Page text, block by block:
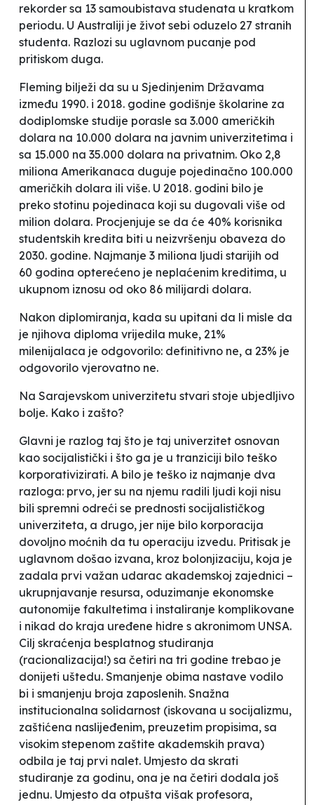
rekorder sa 13 samoubistava studenata u kratkom
periodu. U Australiji je život sebi oduzelo 27 stranih
studenta. Razlozi su uglavnom pucanje pod
pritiskom duga.
Fleming bilježi da su u Sjedinjenim Državama
između 1990. i 2018. godine godišnje školarine za
dodiplomske studije porasle sa 3.000 američkih
dolara na 10.000 dolara na javnim univerzitetima i
sa 15.000 na 35.000 dolara na privatnim. Oko 2,8
miliona Amerikanaca duguje pojedinačno 100.000
američkih dolara ili više. U 2018. godini bilo je
preko stotinu pojedinaca koji su dugovali više od
milion dolara. Procjenjuje se da će 40% korisnika
studentskih kredita biti u neizvršenju obaveza do
2030. godine. Najmanje 3 miliona ljudi starijih od
60 godina opterećeno je neplaćenim kreditima, u
ukupnom iznosu od oko 86 milijardi dolara.
Nakon diplomiranja, kada su upitani da li misle da
je njihova diploma vrijedila muke, 21%
milenijalaca je odgovorilo: definitivno ne, a 23% je
odgovorilo vjerovatno ne.
Na Sarajevskom univerzitetu stvari stoje ubjedljivo
bolje. Kako i zašto?
Glavni je razlog taj što je taj univerzitet osnovan
kao socijalistički i što ga je u tranziciji bilo teško
korporativizirati. A bilo je teško iz najmanje dva
razloga: prvo, jer su na njemu radili ljudi koji nisu
bili spremni odreći se prednosti socijalističkog
univerziteta, a drugo, jer nije bilo korporacija
dovoljno moćnih da tu operaciju izvedu. Pritisak je
uglavnom došao izvana, kroz bolonjizaciju, koja je
zadala prvi važan udarac akademskoj zajednici –
ukrupnjavanje resursa, oduzimanje ekonomske
autonomije fakultetima i instaliranje komplikovane
i nikad do kraja uređene hidre s akronimom UNSA.
Cilj skraćenja besplatnog studiranja
(racionalizacija!) sa četiri na tri godine trebao je
donijeti uštedu. Smanjenje obima nastave vodilo
bi i smanjenju broja zaposlenih. Snažna
institucionalna solidarnost (iskovana u socijalizmu,
zaštićena naslijeđenim, preuzetim propisima, sa
visokim stepenom zaštite akademskih prava)
odbila je taj prvi nalet. Umjesto da skrati
studiranje za godinu, ona je na četiri dodala još
jednu. Umjesto da otpušta višak profesora,